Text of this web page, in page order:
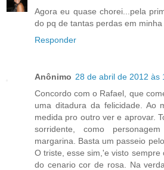
Agora eu quase chorei...pela
do pq de tantas perdas em minha
Responder
Anônimo 28 de abril de 2012 às
Concordo com o Rafael, que
uma ditadura da felicidade. Ao
medida pro outro ver e aprovar.
sorridente, como
margarina. Basta um passeio
O triste, esse sim,'e visto
do cenario cor de rosa. Na